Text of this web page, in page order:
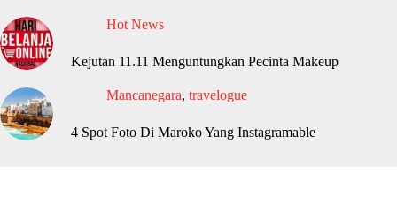
Hot News
Kejutan 11.11 Menguntungkan Pecinta Makeup
Mancanegara, travelogue
4 Spot Foto Di Maroko Yang Instagramable